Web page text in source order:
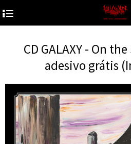
4
CD GALAXY - On
adesivo grátis